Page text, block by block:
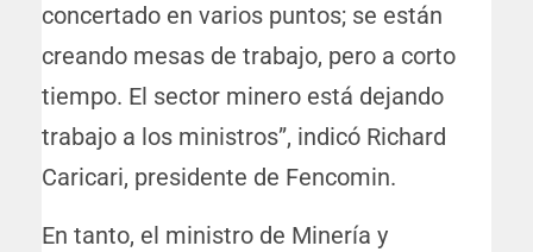
concertado en varios puntos; se están
creando mesas de trabajo, pero a corto
tiempo. El sector minero está dejando
trabajo a los ministros”, indicó Richard
Caricari, presidente de Fencomin.
En tanto, el ministro de Minería y